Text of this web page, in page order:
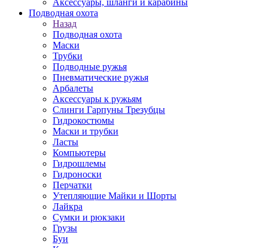
Аксессуары, шланги и карабины
Подводная охота
Назад
Подводная охота
Маски
Трубки
Подводные ружья
Пневматические ружья
Арбалеты
Аксессуары к ружьям
Слинги Гарпуны Трезубцы
Гидрокостюмы
Маски и трубки
Ласты
Компьютеры
Гидрошлемы
Гидроноски
Перчатки
Утепляющие Майки и Шорты
Лайкра
Сумки и рюкзаки
Грузы
Буи